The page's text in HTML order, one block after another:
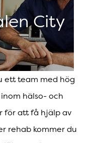
City
ett team med hög
hälso- och
för att få hjälp av
rehab kommer du